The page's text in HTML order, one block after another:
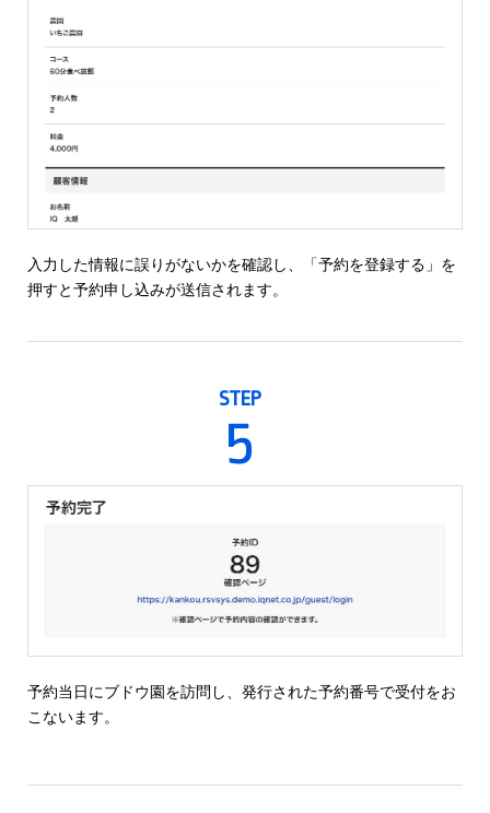
入力した情報に誤りがないかを確認し、「予約を登録する」を
押すと予約申し込みが送信されます。
STEP
5
予約当日にブドウ園を訪問し、発行された予約番号で受付をお
こないます。